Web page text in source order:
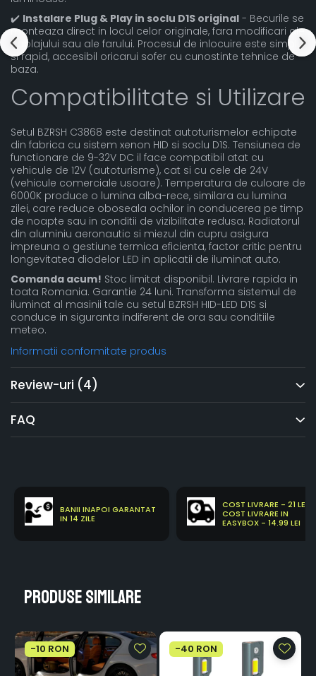
✔️ Instalare Plug & Play in soclu D1S original - Becurile se
monteaza direct in locul celor originale, fara modificari ale
cablajului sau ale farului. Procesul de inlocuire este simplu
si rapid, accesibil oricarui sofer cu cunostinte tehnice de
baza.
Compatibilitate si Utilizare
Setul BZRSH C3868 este destinat autoturismelor echipate
din fabrica cu sistem xenon HID si soclu D1S. Tensiunea de
functionare de 9-32V DC il face compatibil atat cu
vehicule de 12V (autoturisme), cat si cu cele de 24V
(vehicule comerciale usoare). Temperatura de culoare de
6000K produce o lumina alba-rece, similara cu lumina
zilei, care reduce oboseala ochilor in conducerea pe timp
de noapte sau in conditii de vizibilitate redusa. Radiatorul
din aluminiu aeronautic si miezul din cupru asigura
impreuna o gestiune termica eficienta, factor critic pentru
longevitatea diodelor LED in aplicatii de iluminat auto.
Comanda acum! Stoc limitat disponibil. Livrare rapida in
toata Romania. Garantie 24 luni. Transforma sistemul de
iluminat al masinii tale cu setul BZRSH HID-LED D1S si
conduce in siguranta indiferent de ora sau conditiile
meteo.
Informatii conformitate produs
Review-uri (4)
FAQ
BANII INAPOI GARANTAT
IN 14 ZILE
COST LIVRARE - 21 LEI
COST LIVRARE IN
EASYBOX - 14.99 LEI
Produse similare
-10 RON -40 RON